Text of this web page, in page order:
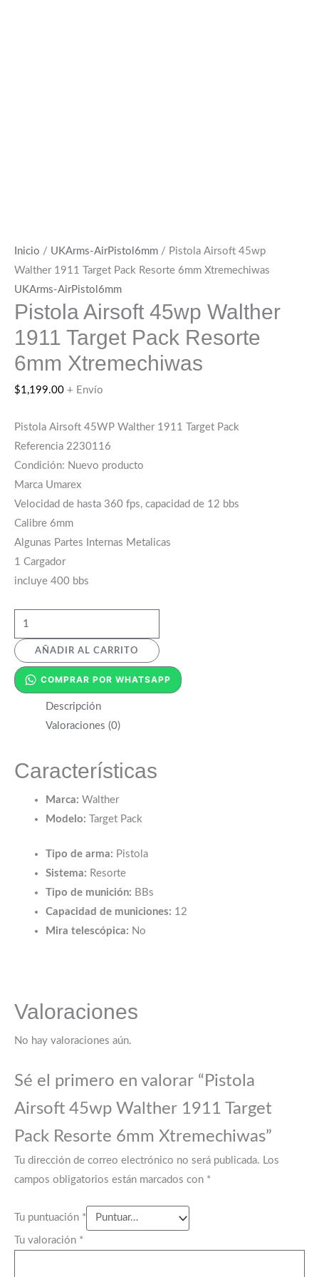
Inicio / UKArms-AirPistol6mm / Pistola Airsoft 45wp
Walther 1911 Target Pack Resorte 6mm Xtremechiwas
UKArms-AirPistol6mm
Pistola Airsoft 45wp Walther
1911 Target Pack Resorte
6mm Xtremechiwas
$1,199.00 + Envío
Pistola Airsoft 45WP Walther 1911 Target Pack
Referencia 2230116
Condición: Nuevo producto
Marca Umarex
Velocidad de hasta 360 fps, capacidad de 12 bbs
Calibre 6mm
Algunas Partes Internas Metalicas
1 Cargador
incluye 400 bbs
AÑADIR AL CARRITO
COMPRAR POR WHATSAPP
Descripción
Valoraciones (0)
Características
Marca: Walther
Modelo:
Target Pack
Tipo de arma: Pistola
Sistema: Resorte
Tipo de munición: BBs
Capacidad de municiones: 12
Mira telescópica: No
Valoraciones
No hay valoraciones aún.
Sé el primero en valorar “Pistola
Airsoft 45wp Walther 1911 Target
Pack Resorte 6mm Xtremechiwas”
Tu dirección de correo electrónico no será publicada. Los
campos obligatorios están marcados con *
Tu puntuación *
Tu valoración *